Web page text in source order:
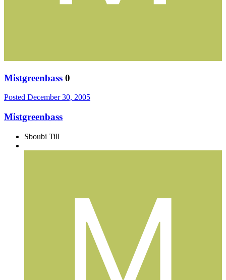
Mistgreenbass 0
Posted December 30, 2005
Mistgreenbass
Sboubi Till